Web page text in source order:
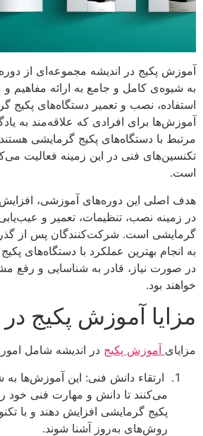
آموزش پکیج در اندیشه مجموعه‌ای از
به شیوه‌ی کامل و جامع به ارائه مفاهیم
استفاده، نصب و تعمیر دستگاه‌های پکیج
آموزش‌ها برای افرادی که علاقه‌مند به
مرتبط با دستگاه‌های پکیج گرمایشی
تکنسین‌های فنی در این زمینه فعالیت
است.
هدف اصلی این دوره‌های آموزشی،
در زمینه نصب، تنظیمات، تعمیر و
گرمایشی است. شرکت‌کنندگان پس از
به انجام بهترین عملکرد با دستگاه‌های
در صورت نیاز، قادر به شناسایی و رفع
خواهند بود.
مزایا آموزش پکیج در
مزایای آموزش پکیج در اندیشه شامل
ارتقاء دانش فنی: این آموزش‌ها
می‌کنند تا دانش و مهارت فنی خود
پکیج گرمایشی افزایش دهند و با
روش‌های به‌روز آشنا شوند.